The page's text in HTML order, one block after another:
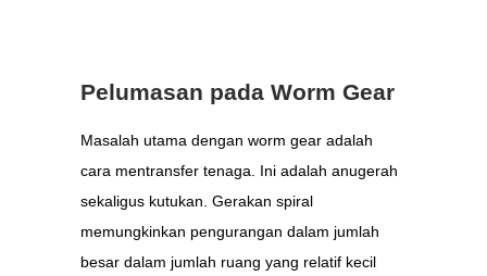
Pelumasan pada Worm Gear
Masalah utama dengan worm gear adalah
cara mentransfer tenaga. Ini adalah anugerah
sekaligus kutukan. Gerakan spiral
memungkinkan pengurangan dalam jumlah
besar dalam jumlah ruang yang relatif kecil